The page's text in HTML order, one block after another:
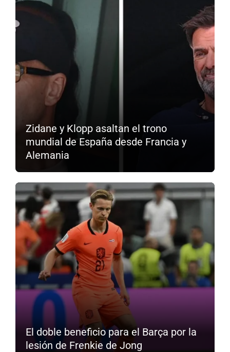
Zidane y Klopp asaltan el trono
mundial de España desde Francia y
Alemania
El doble beneficio para el Barça por la
lesión de Frenkie de Jong